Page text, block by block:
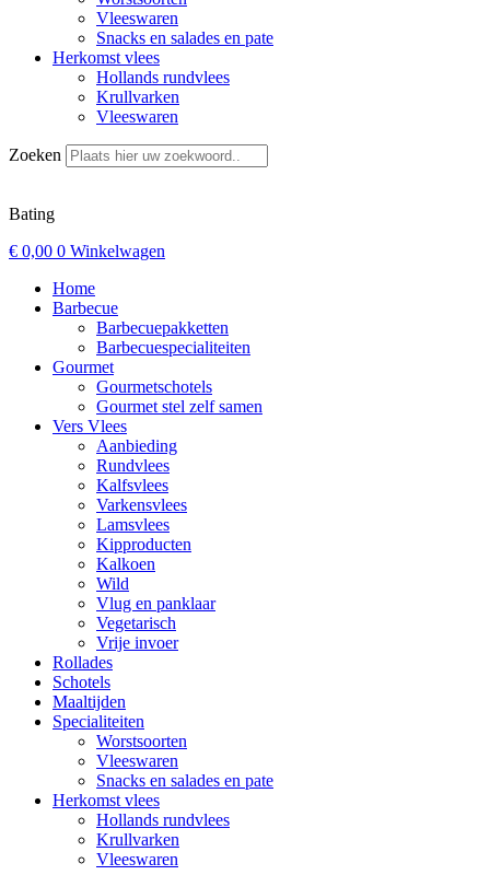
Vleeswaren
Snacks en salades en pate
Herkomst vlees
Hollands rundvlees
Krullvarken
Vleeswaren
Zoeken
Bating
€ 0,00 0 Winkelwagen
Home
Barbecue
Barbecuepakketten
Barbecuespecialiteiten
Gourmet
Gourmetschotels
Gourmet stel zelf samen
Vers Vlees
Aanbieding
Rundvlees
Kalfsvlees
Varkensvlees
Lamsvlees
Kipproducten
Kalkoen
Wild
Vlug en panklaar
Vegetarisch
Vrije invoer
Rollades
Schotels
Maaltijden
Specialiteiten
Worstsoorten
Vleeswaren
Snacks en salades en pate
Herkomst vlees
Hollands rundvlees
Krullvarken
Vleeswaren